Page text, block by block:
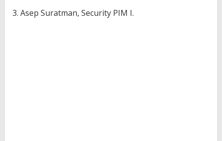
3. Asep Suratman, Security PIM I.